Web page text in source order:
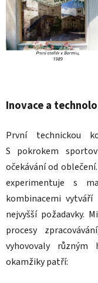
Inovace a
První technickou
S pokrokem
očekávání od
experimentuje s
kombinacemi
nejvyšší požadavky.
procesy
vyhovovaly různým
okamžiky patří: